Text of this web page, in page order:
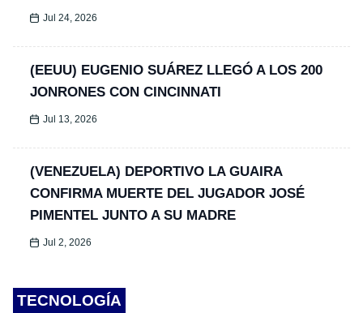
Jul 24, 2026
(EEUU) EUGENIO SUÁREZ LLEGÓ A LOS 200
JONRONES CON CINCINNATI
Jul 13, 2026
(VENEZUELA) DEPORTIVO LA GUAIRA
CONFIRMA MUERTE DEL JUGADOR JOSÉ
PIMENTEL JUNTO A SU MADRE
Jul 2, 2026
TECNOLOGÍA